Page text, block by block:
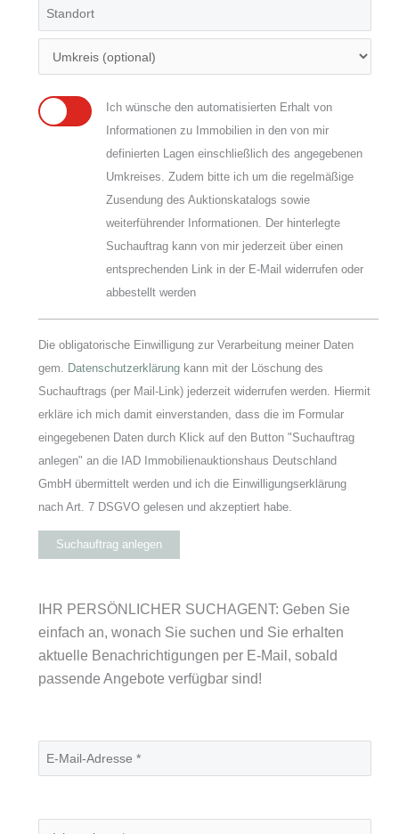
Ich wünsche den automatisierten Erhalt von
Informationen zu Immobilien in den von mir
definierten Lagen einschließlich des angegebenen
Umkreises. Zudem bitte ich um die regelmäßige
Zusendung des Auktionskatalogs sowie
weiterführender Informationen. Der hinterlegte
Suchauftrag kann von mir jederzeit über einen
entsprechenden Link in der E-Mail widerrufen oder
abbestellt werden
Die obligatorische Einwilligung zur Verarbeitung meiner Daten
gem. Datenschutzerklärung kann mit der Löschung des
Suchauftrags (per Mail-Link) jederzeit widerrufen werden. Hiermit
erkläre ich mich damit einverstanden, dass die im Formular
eingegebenen Daten durch Klick auf den Button "Suchauftrag
anlegen" an die IAD Immobilienauktionshaus Deutschland
GmbH übermittelt werden und ich die Einwilligungserklärung
nach Art. 7 DSGVO gelesen und akzeptiert habe.
Suchauftrag anlegen
IHR PERSÖNLICHER SUCHAGENT: Geben Sie
einfach an, wonach Sie suchen und Sie erhalten
aktuelle Benachrichtigungen per E-Mail, sobald
passende Angebote verfügbar sind!